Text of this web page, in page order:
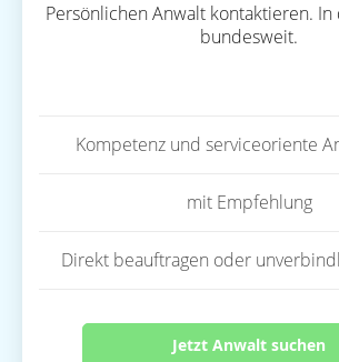
Persönlichen Anwalt kontaktieren.
bundesweit.
Kompetenz und serviceoriente
mit Empfehlung
Direkt beauftragen oder
Jetzt Anwalt suchen